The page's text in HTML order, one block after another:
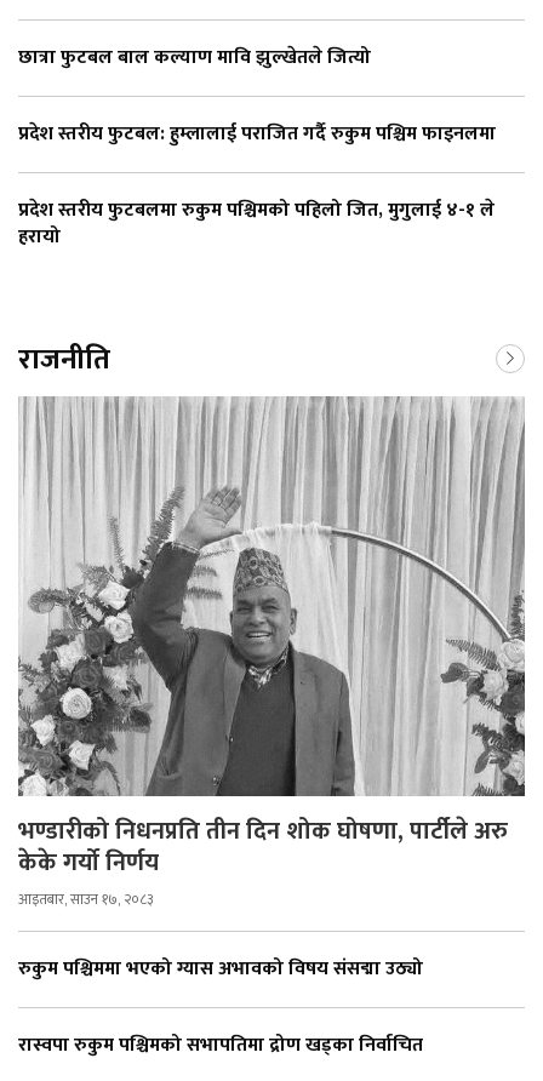
छात्रा फुटबल बाल कल्याण मावि झुल्खेतले जित्यो
प्रदेश स्तरीय फुटबल: हुम्लालाई पराजित गर्दै रुकुम पश्चिम फाइनलमा
प्रदेश स्तरीय फुटबलमा रुकुम पश्चिमको पहिलो जित, मुगुलाई ४-१ ले
हरायो
राजनीति
भण्डारीको निधनप्रति तीन दिन शोक घोषणा, पार्टीले अरु
केके गर्यो निर्णय
आइतबार, साउन १७, २०८३
रुकुम पश्चिममा भएको ग्यास अभावको विषय संसद्मा उठ्यो
रास्वपा रुकुम पश्चिमको सभापतिमा द्रोण खड्का निर्वाचित